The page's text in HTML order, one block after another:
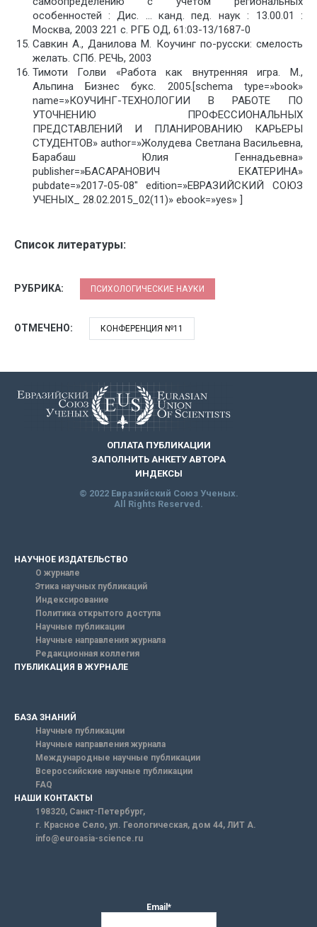
особенностей : Дис. … канд. пед. наук : 13.00.01 :
Москва, 2003 221 c. РГБ ОД, 61:03-13/1687-0
Савкин А., Данилова М. Коучинг по-русски: смелость
желать. СПб. РЕЧЬ, 2003
Тимоти Голви «Работа как внутренняя игра. М.,
Альпина Бизнес букс. 2005.[schema type=»book»
name=»КОУЧИНГ-ТЕХНОЛОГИИ В РАБОТЕ ПО
УТОЧНЕНИЮ ПРОФЕССИОНАЛЬНЫХ
ПРЕДСТАВЛЕНИЙ И ПЛАНИРОВАНИЮ КАРЬЕРЫ
СТУДЕНТОВ» author=»Жолудева Светлана Васильевна,
Барабаш Юлия Геннадьевна»
publisher=»БАСАРАНОВИЧ ЕКАТЕРИНА»
pubdate=»2017-05-08″ edition=»ЕВРАЗИЙСКИЙ СОЮЗ
УЧЕНЫХ_ 28.02.2015_02(11)» ebook=»yes» ]
Список литературы:
РУБРИКА: ПСИХОЛОГИЧЕСКИЕ НАУКИ
ОТМЕЧЕНО: КОНФЕРЕНЦИЯ №11
ОПЛАТА ПУБЛИКАЦИИ
ЗАПОЛНИТЬ АНКЕТУ АВТОРА
ИНДЕКСЫ
© 2022 Евразийский Союз Ученых.
All Rights Reserved.
НАУЧНОЕ ИЗДАТЕЛЬСТВО
О журнале
Этика научных публикаций
Индексирование
Политика открытого доступа
Научные публикации
Научные направления журнала
Редакционная коллегия
ПУБЛИКАЦИЯ В ЖУРНАЛЕ
БАЗА ЗНАНИЙ
Научные публикации
Научные направления журнала
Международные научные публикации
Всероссийские научные публикации
FAQ
НАШИ КОНТАКТЫ
198320, Санкт-Петербург,
г. Красное Село, ул. Геологическая, дом 44, ЛИТ А.
info@euroasia-science.ru
Email*